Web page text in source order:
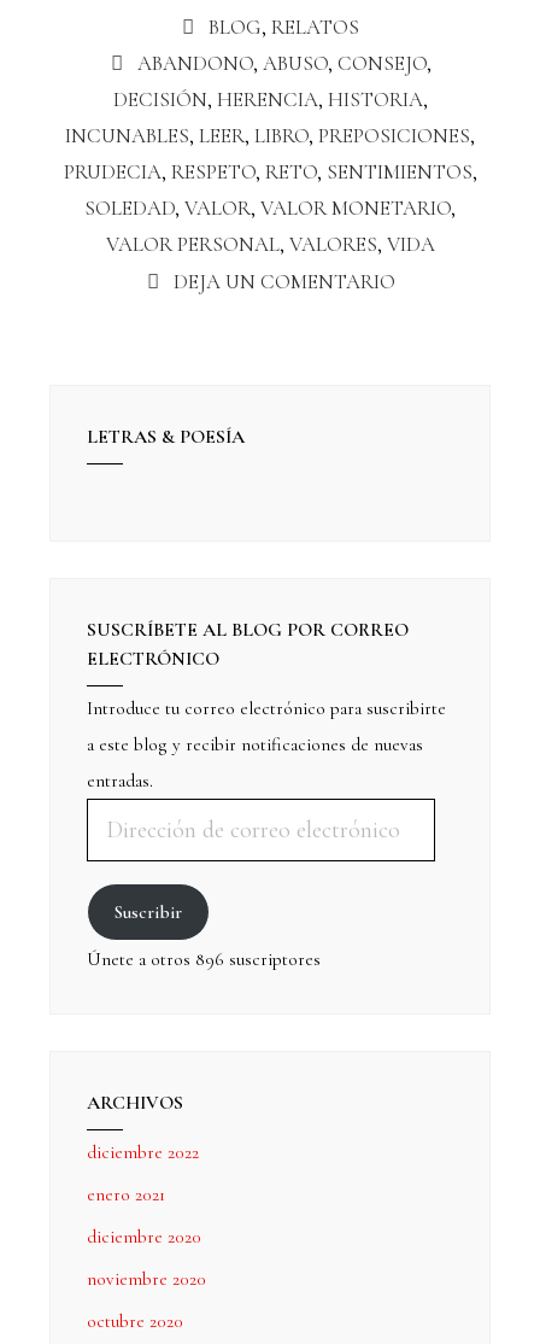
BLOG,RELATOS
ABANDONO, ABUSO, CONSEJO,
DECISIÓN, HERENCIA, HISTORIA,
INCUNABLES, LEER, LIBRO, PREPOSICIONES,
PRUDECIA, RESPETO, RETO, SENTIMIENTOS,
SOLEDAD, VALOR, VALOR MONETARIO,
VALOR PERSONAL, VALORES, VIDA
DEJA UN COMENTARIO
LETRAS & POESÍA
SUSCRÍBETE AL BLOG POR CORREO
ELECTRÓNICO
Introduce tu correo electrónico para suscribirte
a este blog y recibir notificaciones de nuevas
entradas.
Suscribir
Únete a otros 896 suscriptores
ARCHIVOS
diciembre 2022
enero 2021
diciembre 2020
noviembre 2020
octubre 2020